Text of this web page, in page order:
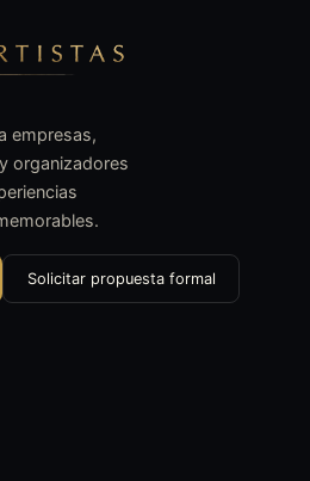
empresas,
organizadores
Solicitar propuesta formal